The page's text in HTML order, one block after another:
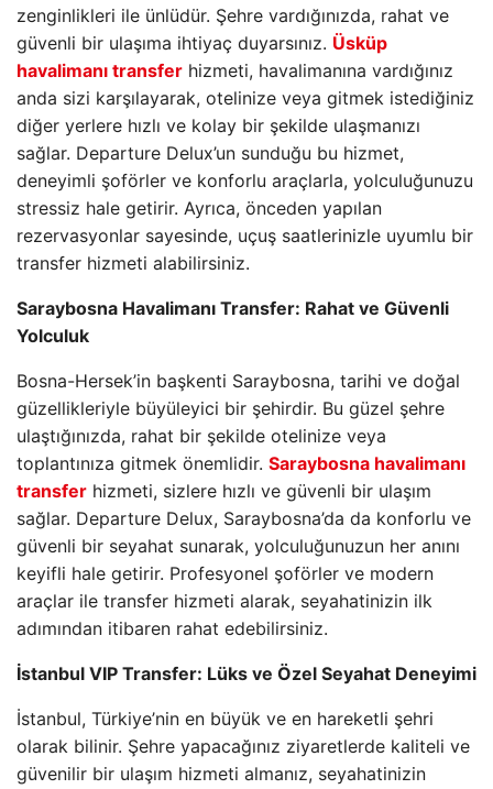
zenginlikleri ile ünlüdür. Şehre vardığınızda, rahat ve
güvenli bir ulaşıma ihtiyaç duyarsınız. Üsküp
havalimanı transfer hizmeti, havalimanına vardığınız
anda sizi karşılayarak, otelinize veya gitmek istediğiniz
diğer yerlere hızlı ve kolay bir şekilde ulaşmanızı
sağlar. Departure Delux’un sunduğu bu hizmet,
deneyimli şoförler ve konforlu araçlarla, yolculuğunuzu
stressiz hale getirir. Ayrıca, önceden yapılan
rezervasyonlar sayesinde, uçuş saatlerinizle uyumlu bir
transfer hizmeti alabilirsiniz.
Saraybosna Havalimanı Transfer: Rahat ve Güvenli
Yolculuk
Bosna-Hersek’in başkenti Saraybosna, tarihi ve doğal
güzellikleriyle büyüleyici bir şehirdir. Bu güzel şehre
ulaştığınızda, rahat bir şekilde otelinize veya
toplantınıza gitmek önemlidir. Saraybosna havalimanı
transfer hizmeti, sizlere hızlı ve güvenli bir ulaşım
sağlar. Departure Delux, Saraybosna’da da konforlu ve
güvenli bir seyahat sunarak, yolculuğunuzun her anını
keyifli hale getirir. Profesyonel şoförler ve modern
araçlar ile transfer hizmeti alarak, seyahatinizin ilk
adımından itibaren rahat edebilirsiniz.
İstanbul VIP Transfer: Lüks ve Özel Seyahat Deneyimi
İstanbul, Türkiye’nin en büyük ve en hareketli şehri
olarak bilinir. Şehre yapacağınız ziyaretlerde kaliteli ve
güvenilir bir ulaşım hizmeti almanız, seyahatinizin